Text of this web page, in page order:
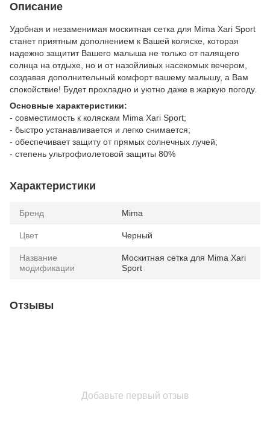
Описание
Удобная и незаменимая москитная сетка для Mima Xari Sport
станет приятным дополнением к Вашей коляске, которая
надежно защитит Вашего малыша не только от палящего
солнца на отдыхе, но и от назойливых насекомых вечером,
создавая дополнительный комфорт вашему малышу, а Вам
спокойствие! Будет прохладно и уютно даже в жаркую погоду.
Основные характеристики:
- совместимость к коляскам Mima Xari Sport;
- быстро устанавливается и легко снимается;
- обеспечивает защиту от прямых солнечных лучей;
- степень ультрофиолетовой защиты 80%
Характеристики
Бренд Mima
Цвет Черный
Название
модификации
Москитная сетка для Mima Xari
Sport
Отзывы
Добавьте первый отзыв